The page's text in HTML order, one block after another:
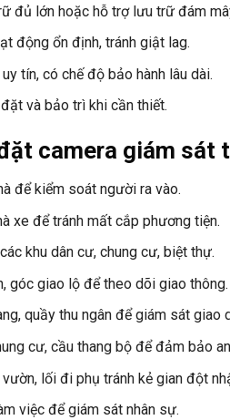
đủ lớn hoặc hỗ trợ lưu trữ đám
động ổn định, tránh giật lag.
tín, có chế độ bảo hành lâu dài.
và bảo trì khi cần thiết.
camera giám sát
để kiểm soát người ra vào.
xe để tránh mất cắp phương tiện.
khu dân cư, chung cư, biệt thự.
góc giao lộ để theo dõi giao thông.
quầy thu ngân để giám sát giao
cư, cầu thang bộ để đảm bảo
lối đi phụ tránh kẻ gian đột
việc để giám sát nhân sự.